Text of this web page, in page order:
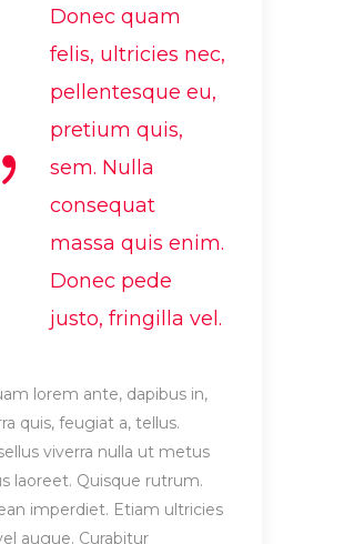
Donec quam
felis, ultricies nec,
pellentesque eu,
pretium quis,
sem. Nulla
consequat
massa quis enim.
Donec pede
justo, fringilla vel.
lorem ante, dapibus in,
quis, feugiat a, tellus.
viverra nulla ut metus
laoreet. Quisque rutrum.
imperdiet. Etiam ultricies
augue. Curabitur